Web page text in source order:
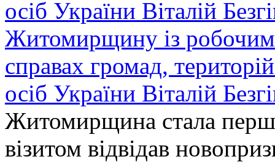
Житомирщину із робочим
справах громад,
осіб України Віталій
Житомирщина стала
візитом відвідав